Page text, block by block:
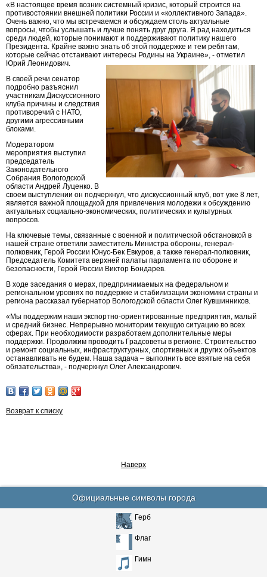
«В настоящее время возник системный кризис, который строится на
противостоянии внешней политики России и «коллективного Запада».
Очень важно, что мы встречаемся и обсуждаем столь актуальные
вопросы, чтобы услышать и лучше понять друг друга. Я рад находиться
среди людей, которые понимают и поддерживают политику нашего
Президента. Крайне важно знать об этой поддержке и тем ребятам,
которые сейчас отстаивают интересы Родины на Украине», - отметил
Юрий Леонидович.
В своей речи сенатор
подробно разъяснил
участникам Дискуссионного
клуба причины и следствия
противоречий с НАТО,
другими агрессивными
блоками.
Модератором
мероприятия выступил
председатель
Законодательного
Собрания Вологодской
области Андрей Луценко. В
своем выступлении он подчеркнул, что дискуссионный клуб, вот уже 8 лет,
является важной площадкой для привлечения молодежи к обсуждению
актуальных социально-экономических, политических и культурных
вопросов.
На ключевые темы, связанные с военной и политической обстановкой в
нашей стране ответили заместитель Министра обороны, генерал-
полковник, Герой России Юнус-Бек Евкуров, а также генерал-полковник,
Председатель Комитета верхней палаты парламента по обороне и
безопасности, Герой России Виктор Бондарев.
В ходе заседания о мерах, предпринимаемых на федеральном и
региональном уровнях по поддержке и стабилизации экономики страны и
региона рассказал губернатор Вологодской области Олег Кувшинников.
«Мы поддержим наши экспортно-ориентированные предприятия, малый
и средний бизнес. Непрерывно мониторим текущую ситуацию во всех
сферах. При необходимости разработаем дополнительные меры
поддержки. Продолжим проводить Градсоветы в регионе. Строительство
и ремонт социальных, инфраструктурных, спортивных и других объектов
останавливать не будем. Наша задача – выполнить все взятые на себя
обязательства», - подчеркнул Олег Александрович.
Возврат к списку
Наверх
Официальные символы города
Герб
Флаг
Гимн